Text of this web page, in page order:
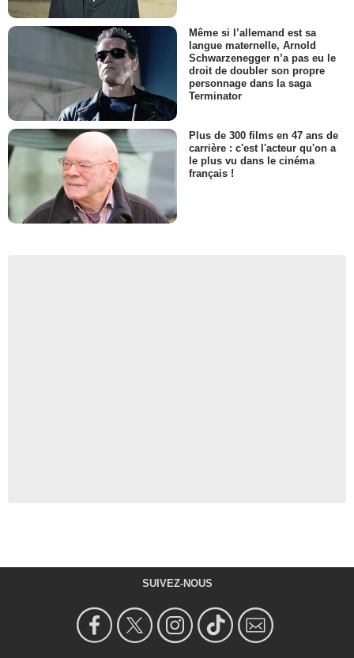
Même si l’allemand est sa
langue maternelle, Arnold
Schwarzenegger n’a pas eu le
droit de doubler son propre
personnage dans la saga
Terminator
Plus de 300 films en 47 ans de
carrière : c'est l'acteur qu'on a
le plus vu dans le cinéma
français !
SUIVEZ-NOUS